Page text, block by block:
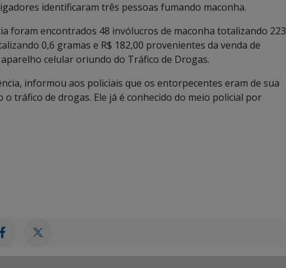
identificaram três pessoas fumando maconha.
foram encontrados 48 invólucros de maconha totalizando 223
0,6 gramas e R$ 182,00 provenientes da venda de
celular oriundo do Tráfico de Drogas.
informou aos policiais que os entorpecentes eram de sua
tráfico de drogas. Ele já é conhecido do meio policial por